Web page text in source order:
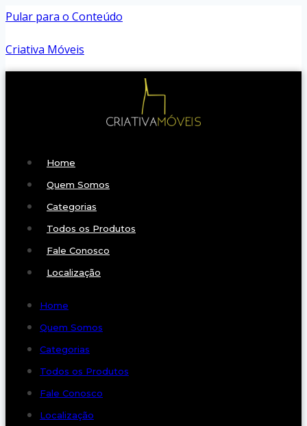
Pular para o Conteúdo
Criativa Móveis
Home
Quem Somos
Categorias
Todos os Produtos
Fale Conosco
Localização
Home
Quem Somos
Categorias
Todos os Produtos
Fale Conosco
Localização